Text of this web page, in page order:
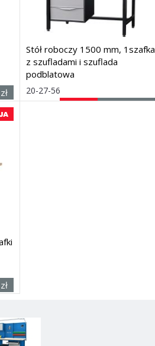
Stół roboczy 1500 mm, 1szafka
z szufladami i szuflada
podblatowa
20-27-56
2 570,50 zł
1500 ×